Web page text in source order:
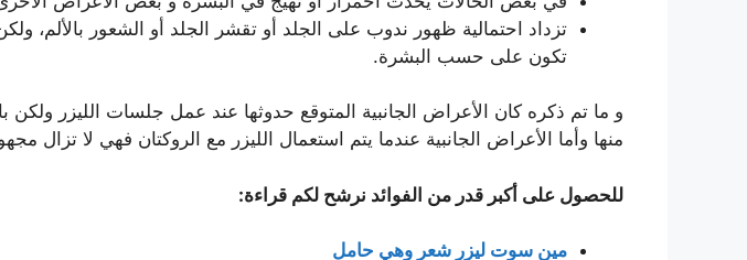
تزداد احتمالية ظهور ندوب على الجلد أو تقشر الجلد أو الشعور
تكون على حسب البشرة.
و ما تم ذكره كان الأعراض الجانبية المتوقع حدوثها عند عمل جلسات الليزر
منها وأما الأعراض الجانبية عندما يتم استعمال الليزر مع الروكتان فهي لا تزال
للحصول على أكبر قدر من الفوائد نرشح لكم قراءة:
مين سوت ليزر شعر وهي حامل